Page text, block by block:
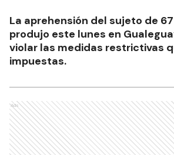
La aprehensión del sujeto de
produjo este lunes en
violar las medidas restrictivas
impuestas.
Ads